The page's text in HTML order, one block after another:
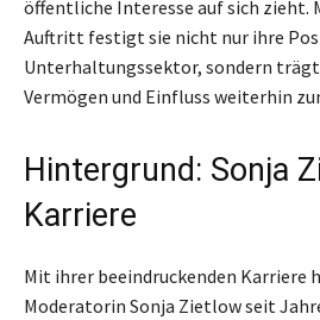
öffentliche Interesse auf sich zieht.
Auftritt festigt sie nicht nur ihre
Unterhaltungssektor, sondern trägt
Vermögen und Einfluss weiterhin
Hintergrund: Sonja
Karriere
Mit ihrer beeindruckenden Karriere
Moderatorin Sonja Zietlow seit